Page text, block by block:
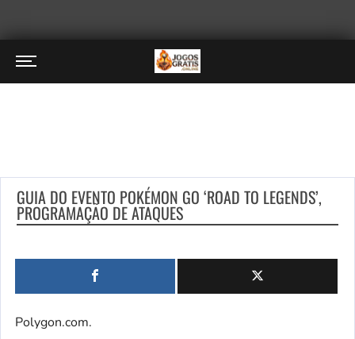
GUIA DO EVENTO POKÉMON GO ‘ROAD TO LEGENDS’,
PROGRAMAÇÃO DE ATAQUES
Polygon.com.